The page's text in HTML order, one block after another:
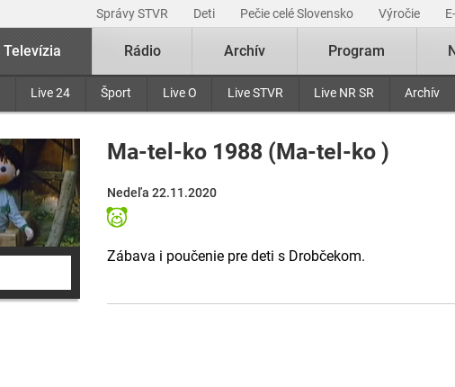
Správy STVR Deti Pečie celé Slovensko Výročie
Televízia
Live 24 Šport Live O Live STVR Live NR SR Archív
Rádio Archív Program
Ma-tel-ko 1988 (Ma-tel-ko )
Nedeľa 22.11.2020
Zábava i poučenie pre deti s Drobčekom.